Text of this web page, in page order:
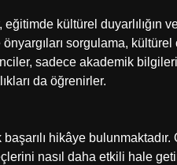
kültürel duyarlılığın
sorgulama,
sadece akademik
da öğrenirler.
hikâye bulunmaktadır.
nasıl daha etkili hale